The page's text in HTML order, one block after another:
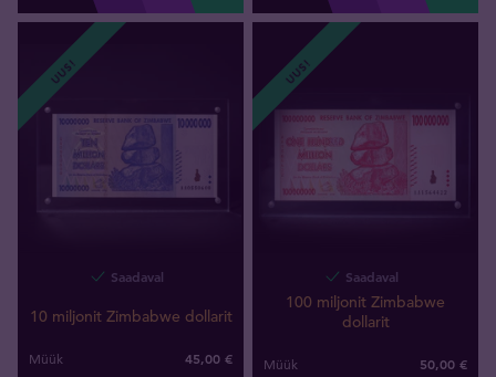
UUS!
Saadaval
10 miljonit Zimbabwe dollarit
Müük 45,00 €
UUS!
Saadaval
100 miljonit Zimbabwe
dollarit
Müük 50,00 €